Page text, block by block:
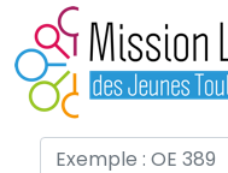
Panneau de gestion des